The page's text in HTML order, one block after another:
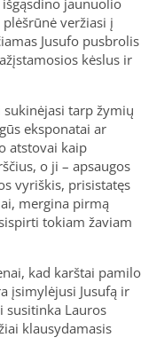
jaunuolio
veržiasi į
Jusufo pusbrolis
kėslus ir
tarp žymių
eksponatai ar
atstovai kaip
o ji – apsaugos
vyriškis, prisistatęs
mergina pirmą
tokiam žaviam
kad karštai pamilo
įsimylėjusi Jusufą ir
susitinka Lauros
klausydamasis